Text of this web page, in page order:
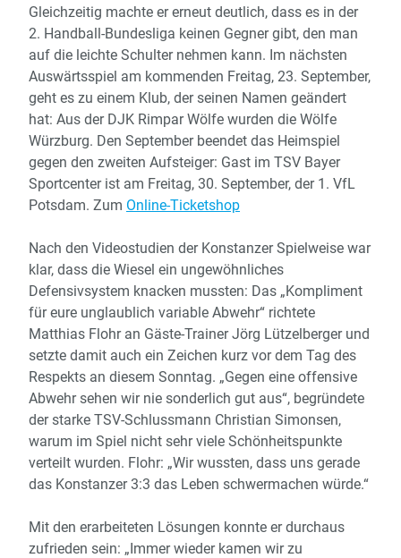
Gleichzeitig machte er erneut deutlich, dass es in der
2. Handball-Bundesliga keinen Gegner gibt, den man
auf die leichte Schulter nehmen kann. Im nächsten
Auswärtsspiel am kommenden Freitag, 23. September,
geht es zu einem Klub, der seinen Namen geändert
hat: Aus der DJK Rimpar Wölfe wurden die Wölfe
Würzburg. Den September beendet das Heimspiel
gegen den zweiten Aufsteiger: Gast im TSV Bayer
Sportcenter ist am Freitag, 30. September, der 1. VfL
Potsdam. Zum Online-Ticketshop
Nach den Videostudien der Konstanzer Spielweise war
klar, dass die Wiesel ein ungewöhnliches
Defensivsystem knacken mussten: Das „Kompliment
für eure unglaublich variable Abwehr“ richtete
Matthias Flohr an Gäste-Trainer Jörg Lützelberger und
setzte damit auch ein Zeichen kurz vor dem Tag des
Respekts an diesem Sonntag. „Gegen eine offensive
Abwehr sehen wir nie sonderlich gut aus“, begründete
der starke TSV-Schlussmann Christian Simonsen,
warum im Spiel nicht sehr viele Schönheitspunkte
verteilt wurden. Flohr: „Wir wussten, dass uns gerade
das Konstanzer 3:3 das Leben schwermachen würde.“
Mit den erarbeiteten Lösungen konnte er durchaus
zufrieden sein: „Immer wieder kamen wir zu